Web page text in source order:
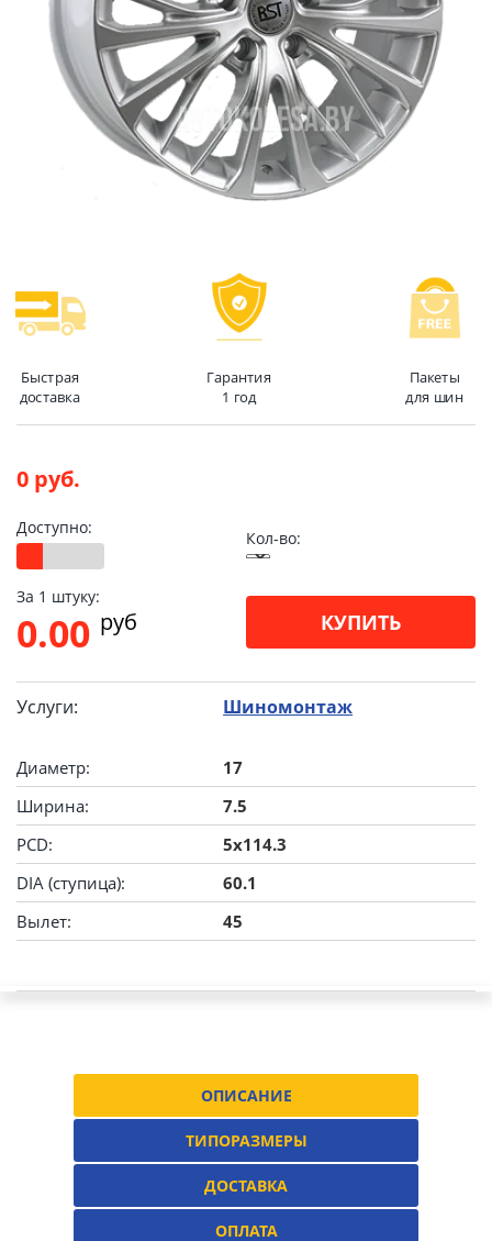
Быстрая
доставка
Гарантия
1 год
Пакеты
для шин
0 руб.
Доступно:
Кол-во:
За 1 штуку:
0.00 pуб КУПИТЬ
Услуги: Шиномонтаж
Диаметр:
17
Ширина:
7.5
PCD:
5x114.3
DIA (ступица):
60.1
Вылет:
45
ОПИСАНИЕ
ТИПОРАЗМЕРЫ
ДОСТАВКА
ОПЛАТА